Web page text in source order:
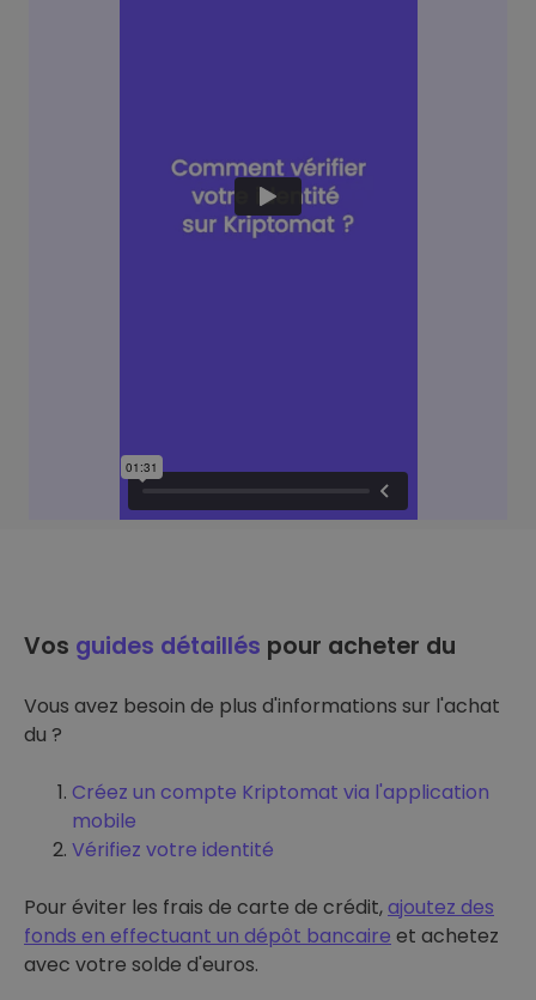
Vos guides détaillés pour acheter du
Vous avez besoin de plus d'informations sur l'achat
du ?
Créez un compte Kriptomat via l'application
mobile
Vérifiez votre identité
Pour éviter les frais de carte de crédit,ajoutez des
fonds en effectuant un dépôt bancaire et achetez
avec votre solde d'euros.